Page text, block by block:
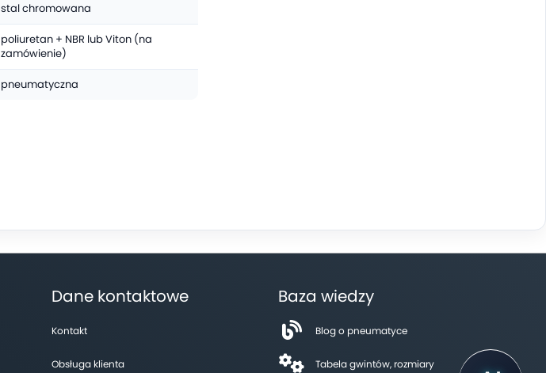
stal chromowana
poliuretan + NBR lub Viton (na
zamówienie)
pneumatyczna
Dane kontaktowe
Kontakt
Obsługa klienta
Baza wiedzy
Blog o pneumatyce
Tabela gwintów, rozmiary